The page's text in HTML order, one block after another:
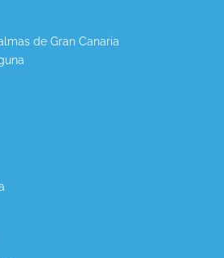
de Gran Canaria